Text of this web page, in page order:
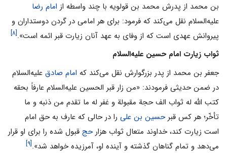
بن محمد از پدرش محمد بن قولویه با چند واسطه از امام رضا
علیه‌السلام نقل می‌کند که فرمود: برای هر امامی‌ در گردن دوستداران و
پیروانش عهدی است که از وفای به عهد آنان زیارت قبر ائمه است».[۸]
ثواب زیارت امام حسین علیه‌السلام
جعفر بن محمد از پدر بزرگوارش نقل می‌کند که امام صادق علیه‌السلام
در ضمن حدیثی فرمودند: «من زار قبر الحسین علیه‌السلام عارفاً بحقه
کتب الله له ثواب الف حجة مقبولة و غفر له ما تقدم من ذنبه و ما
تأخّر؛ هر کس قبرحسین بن علی را در حالی که عارف به حق امام
است زیارت کند، خداوند متعال ثواب هزارحج قبول شده را برای او قرار
می‌دهد و تمام گناهان گذشته و آینده او، آمرزیده خواهد شد».[۹]